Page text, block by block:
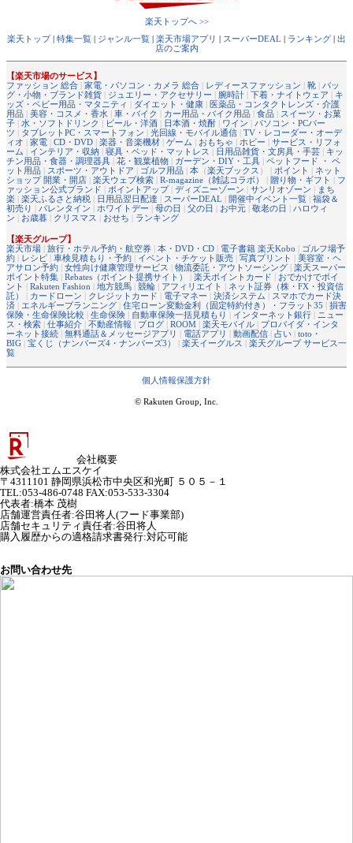
楽天トップへ >>
楽天トップ| 特集一覧 | ジャンル一覧 | 楽天市場アプリ | スーパーDEAL | ランキング | 出
店のご案内
【楽天市場のサービス】
ファッション 総合 | 家電・パソコン・カメラ 総合 | レディースファッション | 靴 | バッ
グ・小物・ブランド雑貨 | ジュエリー・アクセサリー | 腕時計 | 下着・ナイトウェア | キ
ッズ・ベビー用品・マタニティ | ダイエット・健康 | 医薬品・コンタクトレンズ・介護
用品 | 美容・コスメ・香水 | 車・バイク | カー用品・バイク用品 | 食品 | スイーツ・お菓
子 | 水・ソフトドリンク | ビール・洋酒 | 日本酒・焼酎 | ワイン | パソコン・PCパー
ツ | タブレットPC・スマートフォン | 光回線・モバイル通信 | TV・レコーダー・オーデ
ィオ | 家電 | CD・DVD | 楽器・音楽機材 | ゲーム | おもちゃ | ホビー | サービス・リフォ
ーム | インテリア・収納 | 寝具・ベッド・マットレス | 日用品雑貨・文房具・手芸 | キッ
チン用品・食器・調理器具 | 花・観葉植物 | ガーデン・DIY・工具 | ペットフード ・ ペ
ット用品 | スポーツ・アウトドア | ゴルフ用品 | 本 （楽天ブックス ） | ポイント | ネット
ショップ 開業・開店 | 楽天ウェブ検索 | R-magazine（雑誌コラボ） | 贈り物・ギフト | フ
ァッション公式ブランド | ポイントアップ| ディズニーゾーン | サンリオゾーン | まち
楽 | 楽天ふるさと納税 | 日用品翌日配達 | スーパーDEAL | 開催中イベント一覧 | 福袋＆
初売り | バレンタイン | ホワイトデー | 母の日 | 父の日 | お中元 | 敬老の日 | ハロウィ
ン | お歳暮 | クリスマス | おせち | ランキング
【楽天グループ】
楽天市場 | 旅行・ホテル予約・航空券 | 本・DVD・CD | 電子書籍 楽天Kobo | ゴルフ場予
約 | レシピ | 車検見積もり・予約 | イベント・チケット販売 | 写真プリント | 美容室・ヘ
アサロン予約 | 女性向け健康管理サービス | 物流委託・アウトソーシング | 楽天スーパー
ポイント特集 | Rebates（ポイント提携サイト） | 楽天ポイントカード | おでかけでポイ
ント | Rakuten Fashion | 地方競馬 | 競輪 | アフィリエイト | ネット証券（株・FX・投資信
託）
| カードローン | クレジットカード | 電子マネー | 決済システム | スマホでカード決
済 | エネルギープランニング | 住宅ローン変動金利（固定特約付き）・フラット35 | 損害
保険・生命保険比較 | 生命保険 | 自動車保険一括見積もり | インターネット銀行 | ニュー
ス・検索 | 仕事紹介 | 不動産情報 | ブログ | ROOM | 楽天モバイル | プロバイダ・インタ
ーネット接続 | 無料通話＆メッセージアプリ | 電話アプリ | 動画配信 | 占い | toto・
BIG | 宝くじ（ナンバーズ4・ナンバーズ3） | 楽天イーグルス | 楽天グループ サービス一
覧
個人情報保護方針
© Rakuten Group, Inc.
会社概要
株式会社エムエスケイ
〒4311101 静岡県浜松市中央区和光町 ５０５－１
TEL:053-486-0748 FAX:053-533-3304
代表者:橋本 茂樹
店舗運営責任者:谷田将人(フード事業部)
店舗セキュリティ責任者:谷田将人
購入履歴からの適格請求書発行:対応可能
お問い合わせ先